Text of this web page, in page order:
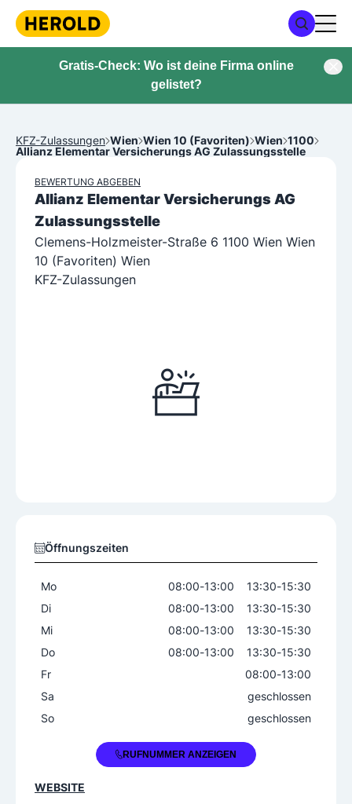
Gratis-Check: Wo ist deine Firma online
gelistet?
KFZ-Zulassungen Wien Wien 10 (Favoriten) Wien 1100
Allianz Elementar Versicherungs AG Zulassungsstelle
BEWERTUNG ABGEBEN
Allianz Elementar Versicherungs AG
Zulassungsstelle
Clemens-Holzmeister-Straße 6 1100 Wien Wien
10 (Favoriten) Wien
KFZ-Zulassungen
Öffnungszeiten
Mo 08:00-13:00 13:30-15:30
Di
08:00-13:00 13:30-15:30
Mi
08:00-13:00 13:30-15:30
Do
08:00-13:00 13:30-15:30
Fr
08:00-13:00
Sa
geschlossen
So
geschlossen
+43 1 23637640RUFNUMMER ANZEIGEN
WEBSITE